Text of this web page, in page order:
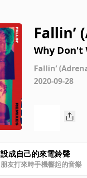
Fallin’
Why Don't
Fallin’
2020-09-28
設成自己的來電鈴聲
朋友打來時手機響起的音樂